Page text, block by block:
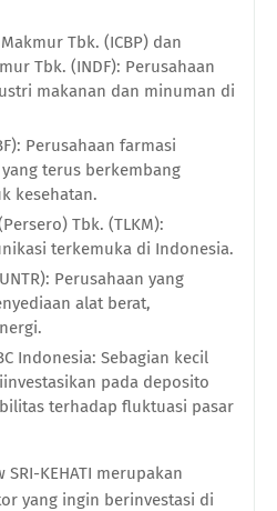
Tbk. (ICBP) dan
Tbk. (INDF): Perusahaan
makanan dan minuman di
Perusahaan farmasi
terus berkembang
kesehatan.
Tbk. (TLKM):
terkemuka di Indonesia.
Perusahaan yang
alat berat,
Indonesia: Sebagian kecil
pada deposito
terhadap fluktuasi pasar
SRI-KEHATI merupakan
yang ingin berinvestasi di